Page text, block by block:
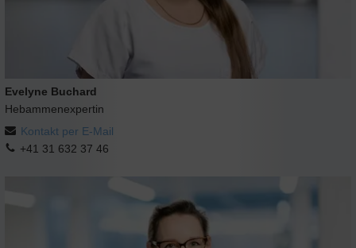
Evelyne Buchard
Hebammenexpertin
Kontakt per E-Mail
+41 31 632 37 46